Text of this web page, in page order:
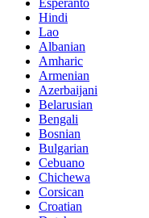
Esperanto
Hindi
Lao
Albanian
Amharic
Armenian
Azerbaijani
Belarusian
Bengali
Bosnian
Bulgarian
Cebuano
Chichewa
Corsican
Croatian